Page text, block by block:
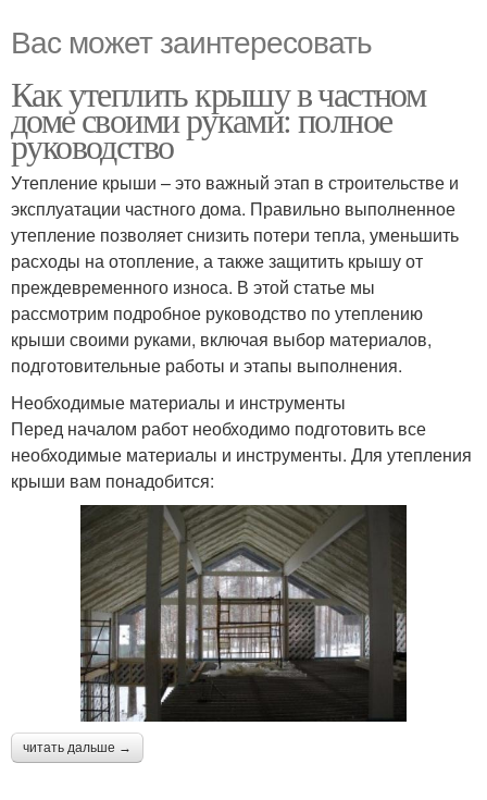
Вас может заинтересовать
Как утеплить крышу в частном
доме своими руками: полное
руководство
Утепление крыши – это важный этап в строительстве и
эксплуатации частного дома. Правильно выполненное
утепление позволяет снизить потери тепла, уменьшить
расходы на отопление, а также защитить крышу от
преждевременного износа. В этой статье мы
рассмотрим подробное руководство по утеплению
крыши своими руками, включая выбор материалов,
подготовительные работы и этапы выполнения.
Необходимые материалы и инструменты
Перед началом работ необходимо подготовить все
необходимые материалы и инструменты. Для утепления
крыши вам понадобится:
читать дальше →